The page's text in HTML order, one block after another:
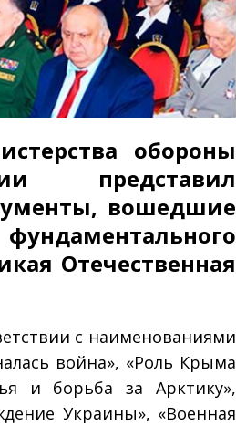
обороны
представил
вошедшие
Отечественная
с наименованиями
война», «Роль Крыма
и борьба за Арктику»,
Украины», «Военная